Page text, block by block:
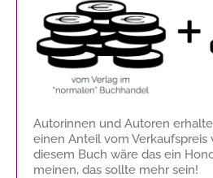
Autorinnen und Autoren
einen Anteil vom Verkaufspreis
diesem Buch wäre das ein
meinen, das sollte mehr sein!